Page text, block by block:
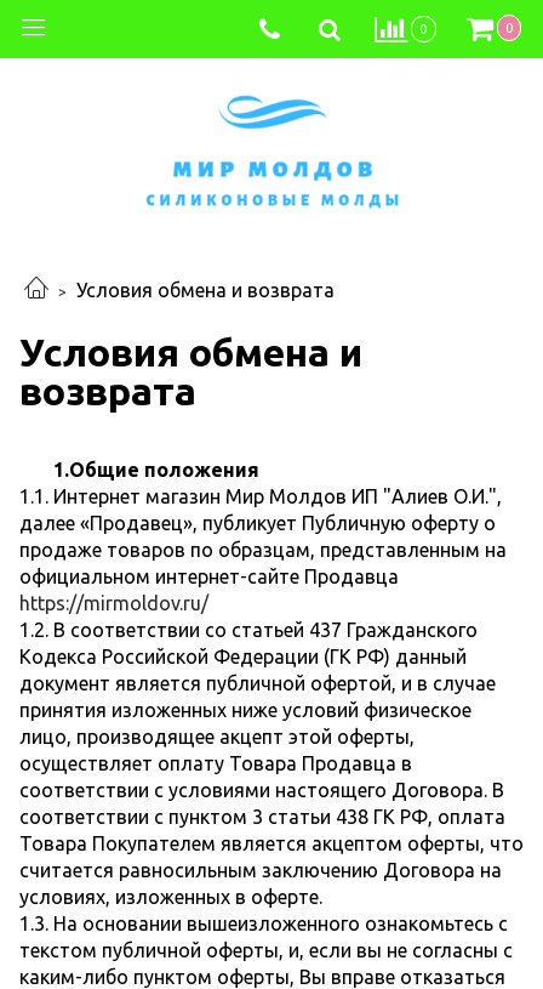
0 0
Условия обмена и возврата
Условия обмена и
возврата
1.Общие положения
1.1. Интернет магазин Мир Молдов ИП "Алиев О.И.",
далее «Продавец», публикует Публичную оферту о
продаже товаров по образцам, представленным на
официальном интернет-сайте Продавца
https://mirmoldov.ru/
1.2. В соответствии со статьей 437 Гражданского
Кодекса Российской Федерации (ГК РФ) данный
документ является публичной офертой, и в случае
принятия изложенных ниже условий физическое
лицо, производящее акцепт этой оферты,
осуществляет оплату Товара Продавца в
соответствии с условиями настоящего Договора. В
соответствии с пунктом 3 статьи 438 ГК РФ, оплата
Товара Покупателем является акцептом оферты, что
считается равносильным заключению Договора на
условиях, изложенных в оферте.
1.3. На основании вышеизложенного ознакомьтесь с
текстом публичной оферты, и, если вы не согласны с
каким-либо пунктом оферты, Вы вправе отказаться